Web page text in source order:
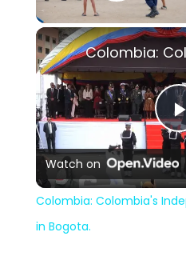
Watch on
Colombia: Colombia's
in Bogota.